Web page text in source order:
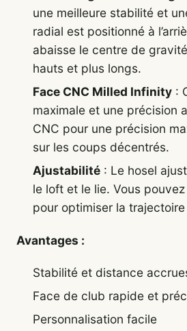
une meilleure stabilité et
radial est positionné à
abaisse le centre de
hauts et plus longs.
Face CNC Milled Infinity :
maximale et une précision
CNC pour une précision
sur les coups décentrés.
Ajustabilité : Le hosel
le loft et le lie. Vous
pour optimiser la
Avantages :
Stabilité et distance
Face de club rapide et
Personnalisation facile